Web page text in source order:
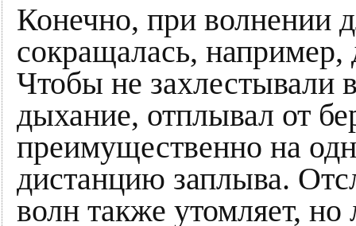
Конечно, при волнении
сокращалась,
Чтобы не захлестывали
дыхание, отплывал от
преимущественно на
дистанцию заплыва.
волн также утомляет, но